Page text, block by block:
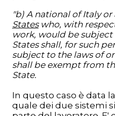
"b) A national of Italy or
Stateswho, with
work, would be
States shall, for such
subject to the laws of
shall be exempt from
State.
In questo caso è data
quale dei due sistemi